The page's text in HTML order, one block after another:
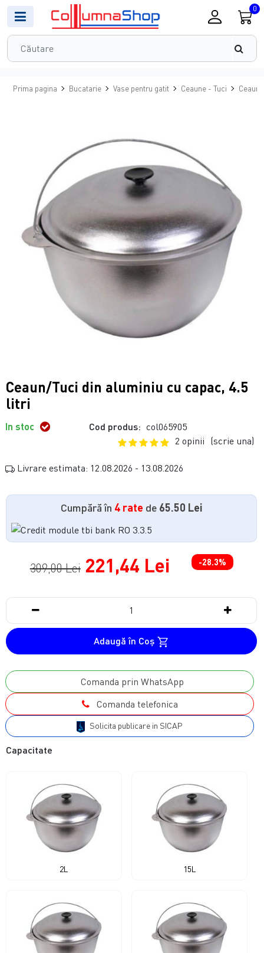
0
Prima pagina Bucatarie Vase pentru gatit Ceaune - Tuci
Ceaun/Tuci din aluminiu cu capac, 4.5
litri
In stoc Cod produs: col065905
2 opinii (scrie una)
Livrare estimata: 12.08.2026 - 13.08.2026
Cumpără în 4 rate de 65.50 Lei
309,00 Lei 221,44 Lei -28.3%
Adaugă în Coş
Comanda prin WhatsApp
Comanda telefonica
Solicita publicare in SICAP
Capacitate
2L 15L